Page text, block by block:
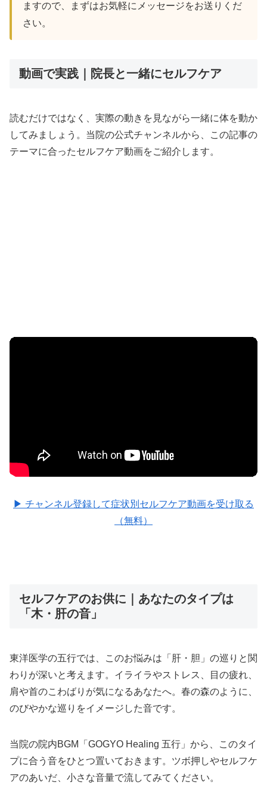
ますので、まずはお気軽にメッセージをお送りくだ
さい。
動画で実践｜院長と一緒にセルフケア
読むだけではなく、実際の動きを見ながら一緒に体を動か
してみましょう。当院の公式チャンネルから、この記事の
テーマに合ったセルフケア動画をご紹介します。
▶ チャンネル登録して症状別セルフケア動画を受け取る
（無料）
セルフケアのお供に｜あなたのタイプは
「木・肝の音」
東洋医学の五行では、このお悩みは「肝・胆」の巡りと関
わりが深いと考えます。イライラやストレス、目の疲れ、
肩や首のこわばりが気になるあなたへ。春の森のように、
のびやかな巡りをイメージした音です。
当院の院内BGM「GOGYO Healing 五行」から、このタイ
プに合う音をひとつ置いておきます。ツボ押しやセルフケ
アのあいだ、小さな音量で流してみてください。